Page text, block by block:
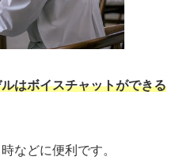
はボイスチャットができる
などに便利です。